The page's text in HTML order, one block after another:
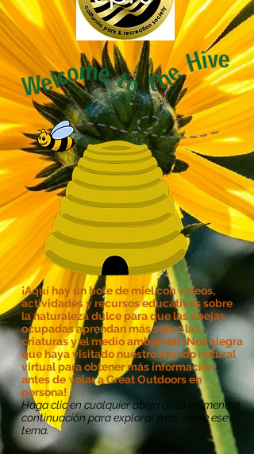
¡Aquí hay un bote de miel con videos,
actividades y recursos educativos sobre
la naturaleza dulce para que las abejas
ocupadas aprendan más sobre las
criaturas y el medio ambiente! ¡Nos alegra
que haya visitado nuestro mundo natural
virtual para obtener más información
antes de volar a Great Outdoors en
persona!
Haga clic en cualquier abeja de la colmena a
continuación para explorar más sobre ese
tema.